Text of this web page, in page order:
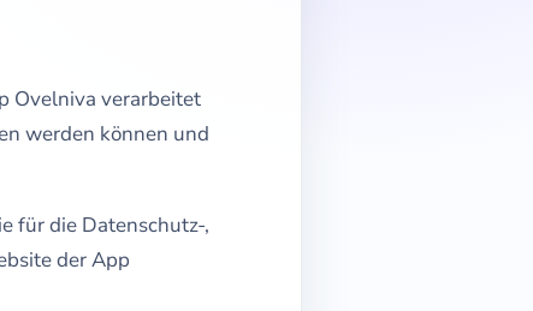
Ovelniva verarbeitet
werden können und
für die Datenschutz-,
der App